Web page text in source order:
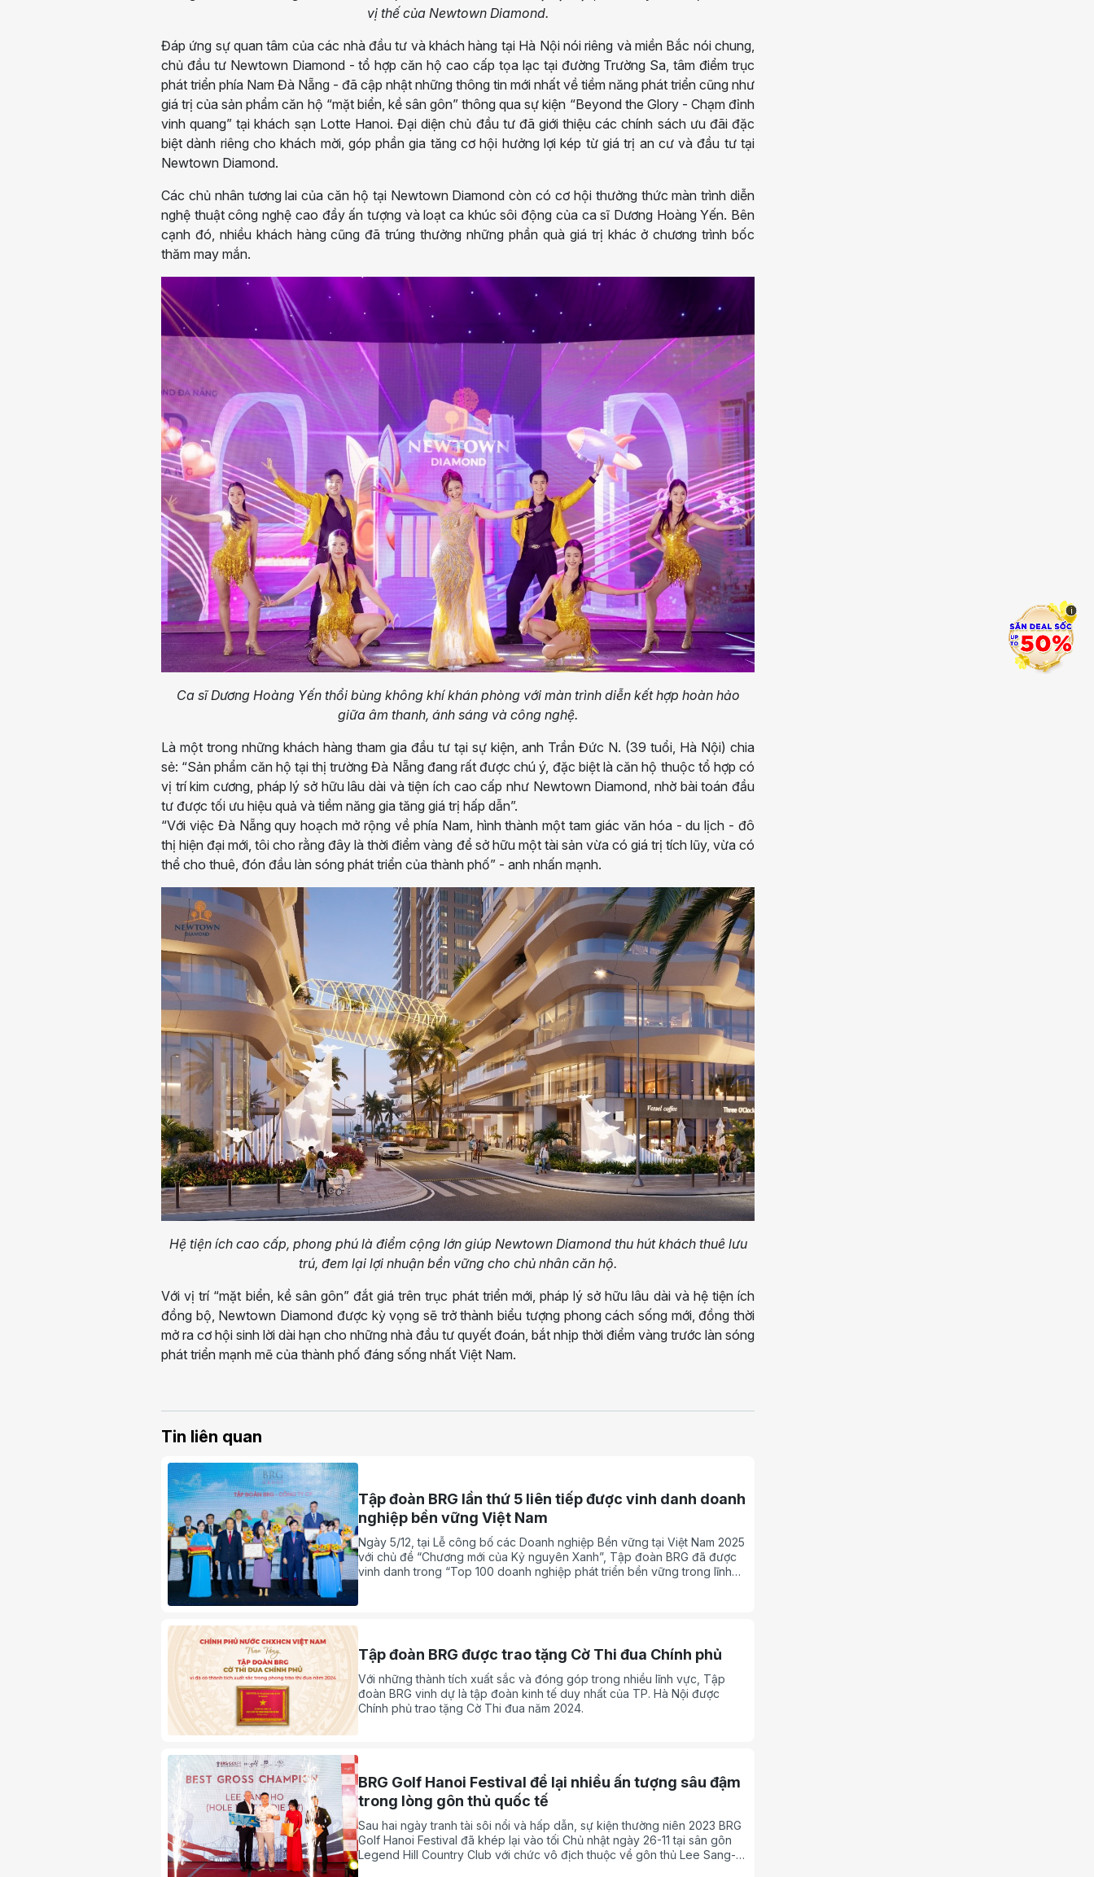
vị thế của Newtown Diamond.
Đáp ứng sự quan tâm của các nhà đầu tư và khách hàng tại Hà Nội nói riêng và miền Bắc nói chung,
chủ đầu tư Newtown Diamond - tổ hợp căn hộ cao cấp tọa lạc tại đường Trường Sa, tâm điểm trục
phát triển phía Nam Đà Nẵng - đã cập nhật những thông tin mới nhất về tiềm năng phát triển cũng như
giá trị của sản phẩm căn hộ “mặt biển, kề sân gôn” thông qua sự kiện “Beyond the Glory - Chạm đỉnh
vinh quang” tại khách sạn Lotte Hanoi. Đại diện chủ đầu tư đã giới thiệu các chính sách ưu đãi đặc
biệt dành riêng cho khách mời, góp phần gia tăng cơ hội hưởng lợi kép từ giá trị an cư và đầu tư tại
Newtown Diamond.
Các chủ nhân tương lai của căn hộ tại Newtown Diamond còn có cơ hội thưởng thức màn trình diễn
nghệ thuật công nghệ cao đầy ấn tượng và loạt ca khúc sôi động của ca sĩ Dương Hoàng Yến. Bên
cạnh đó, nhiều khách hàng cũng đã trúng thưởng những phần quà giá trị khác ở chương trình bốc
thăm may mắn.
Ca sĩ Dương Hoàng Yến thổi bùng không khí khán phòng với màn trình diễn kết hợp hoàn hảo
giữa âm thanh, ánh sáng và công nghệ.
Là một trong những khách hàng tham gia đầu tư tại sự kiện, anh Trần Đức N. (39 tuổi, Hà Nội) chia
sẻ: “Sản phẩm căn hộ tại thị trường Đà Nẵng đang rất được chú ý, đặc biệt là căn hộ thuộc tổ hợp có
vị trí kim cương, pháp lý sở hữu lâu dài và tiện ích cao cấp như Newtown Diamond, nhờ bài toán đầu
tư được tối ưu hiệu quả và tiềm năng gia tăng giá trị hấp dẫn”.
“Với việc Đà Nẵng quy hoạch mở rộng về phía Nam, hình thành một tam giác văn hóa - du lịch - đô
thị hiện đại mới, tôi cho rằng đây là thời điểm vàng để sở hữu một tài sản vừa có giá trị tích lũy, vừa có
thể cho thuê, đón đầu làn sóng phát triển của thành phố” - anh nhấn mạnh.
Hệ tiện ích cao cấp, phong phú là điểm cộng lớn giúp Newtown Diamond thu hút khách thuê lưu
trú, đem lại lợi nhuận bền vững cho chủ nhân căn hộ.
Với vị trí “mặt biển, kề sân gôn” đắt giá trên trục phát triển mới, pháp lý sở hữu lâu dài và hệ tiện ích
đồng bộ, Newtown Diamond được kỳ vọng sẽ trở thành biểu tượng phong cách sống mới, đồng thời
mở ra cơ hội sinh lời dài hạn cho những nhà đầu tư quyết đoán, bắt nhịp thời điểm vàng trước làn sóng
phát triển mạnh mẽ của thành phố đáng sống nhất Việt Nam.
Tin liên quan
Tập đoàn BRG lần thứ 5 liên tiếp được vinh danh doanh
nghiệp bền vững Việt Nam
Ngày 5/12, tại Lễ công bố các Doanh nghiệp Bền vững tại Việt Nam 2025
với chủ đề “Chương mới của Kỷ nguyên Xanh”, Tập đoàn BRG đã được
vinh danh trong “Top 100 doanh nghiệp phát triển bền vững trong lĩnh
Tập đoàn BRG được trao tặng Cờ Thi đua Chính phủ
Với những thành tích xuất sắc và đóng góp trong nhiều lĩnh vực, Tập
đoàn BRG vinh dự là tập đoàn kinh tế duy nhất của TP. Hà Nội được
Chính phủ trao tặng Cờ Thi đua năm 2024.
BRG Golf Hanoi Festival để lại nhiều ấn tượng sâu đậm
trong lòng gôn thủ quốc tế
Sau hai ngày tranh tài sôi nổi và hấp dẫn, sự kiện thường niên 2023 BRG
Golf Hanoi Festival đã khép lại vào tối Chủ nhật ngày 26-11 tại sân gôn
Legend Hill Country Club với chức vô địch thuộc về gôn thủ Lee Sang-
i